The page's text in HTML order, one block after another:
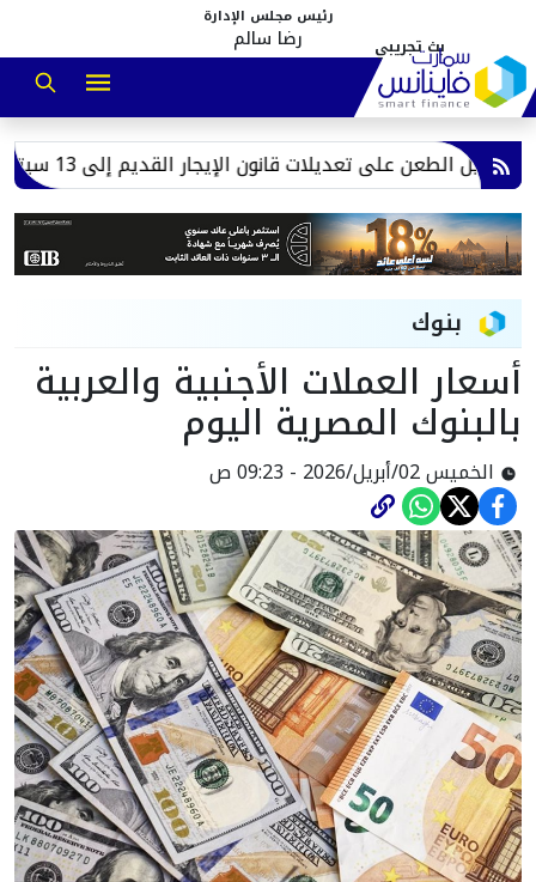
رئيس مجلس الإدارة
رضا سالم
تأجيل الطعن على تعديلات قانون الإيجار القديم إلى 13 سبتمبر.. تعرف على أبرز أسباب الدعوى
بنوك
أسعار العملات الأجنبية والعربية
بالبنوك المصرية اليوم
الخميس 02/أبريل/2026 - 09:23 ص